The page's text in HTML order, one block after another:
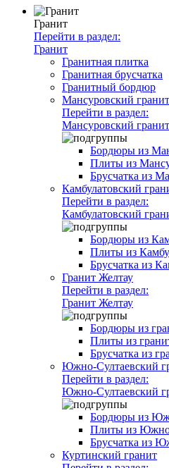
Гранит
Перейти в раздел:
Гранит
Гранитная плитка
Гранитная брусчатка
Гранитный бордюр
Мансуровский гранит
Перейти в раздел:
Мансуровский гранит
Бордюры из
Плиты из
Брусчатка из
Камбулатовский
Перейти в раздел:
Камбулатовский
Бордюры из
Плиты из
Брусчатка из
Гранит Желтау
Перейти в раздел:
Гранит Желтау
Бордюры из
Плиты из
Брусчатка из
Южно-Султаевский
Перейти в раздел:
Южно-Султаевский
Бордюры из
Плиты из Южно-
Брусчатка из
Куртинский гранит